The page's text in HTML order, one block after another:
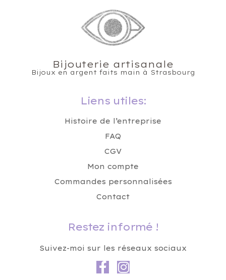
Bijouterie artisanale
Bijoux en argent faits main à Strasbourg
Liens utiles:
Histoire de l’entreprise
FAQ
CGV
Mon compte
Commandes personnalisées
Contact
Restez informé !
Suivez-moi sur les réseaux sociaux